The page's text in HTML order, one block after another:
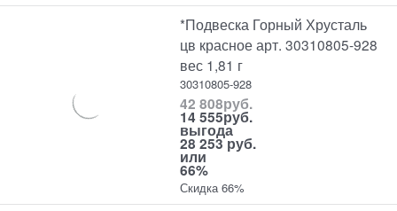
*Подвеска Горный Хрусталь
цв красное арт. 30310805-928
вес 1,81 г
30310805-928
42 808руб.
14 555руб.
выгода
28 253 руб.
или
66%
Скидка 66%